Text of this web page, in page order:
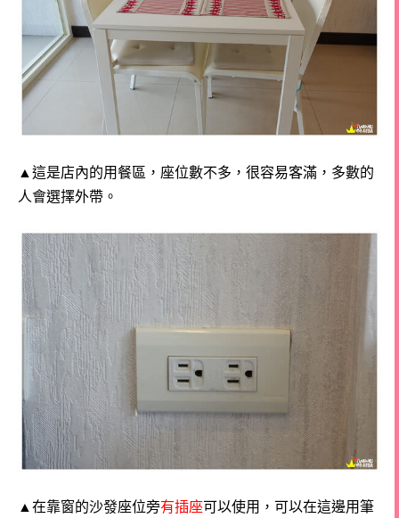
▲這是店內的用餐區，座位數不多，很容易客滿，多數的
人會選擇外帶。
▲在靠窗的沙發座位旁有插座可以使用，可以在這邊用筆